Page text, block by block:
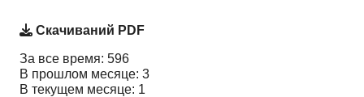
Скачиваний PDF
За все время: 596
В прошлом месяце: 3
В текущем месяце: 1